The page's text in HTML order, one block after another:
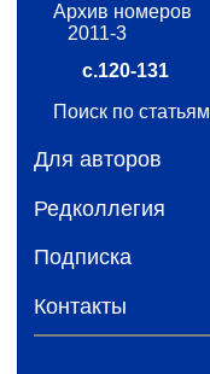
Архив номеров
2011-3
с.120-131
Поиск по статьям
Для авторов
Редколлегия
Подписка
Контакты